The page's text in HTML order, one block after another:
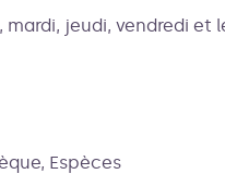
jeudi, vendredi et
Espèces